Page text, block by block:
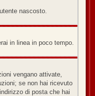
nascosto.
in linea in poco tempo.
vengano attivate,
se non hai ricevuto
di posta che hai